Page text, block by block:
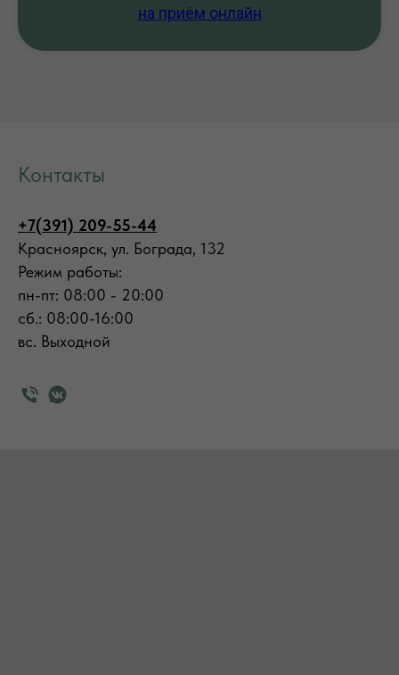
на приём онлайн
Контакты
+7(391) 209-55-44
Красноярск, ул. Бограда, 132
Режим работы:
пн-пт: 08:00 - 20:00
сб.: 08:00-16:00
вс. Выходной